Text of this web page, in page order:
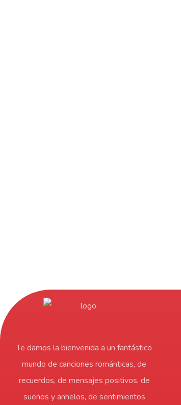
Te damos la bienvenida a un fantástico
mundo de canciones románticas, de
recuerdos, de mensajes positivos, de
sueños y anhelos, de sentimientos